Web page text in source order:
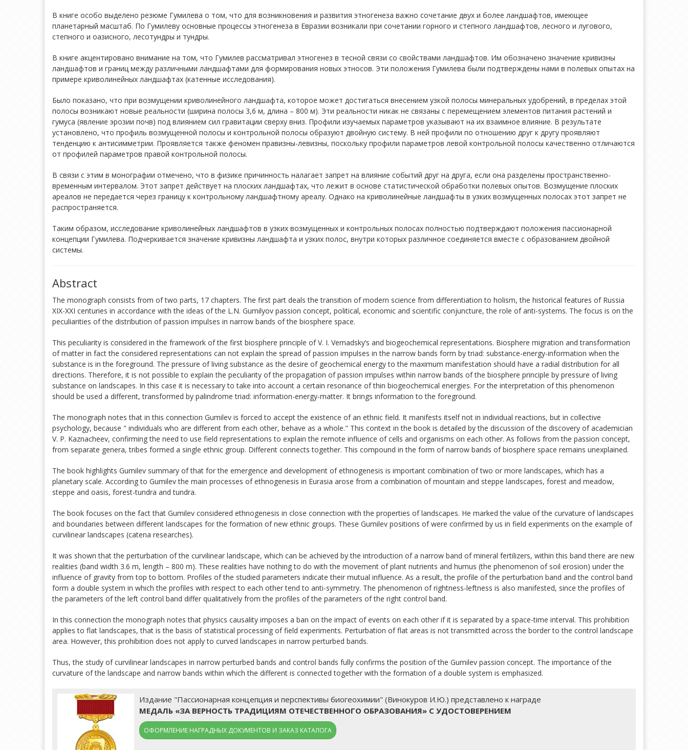
В книге особо выделено резюме Гумилева о том, что для возникновения и развития этногенеза важно сочетание двух и более ландшафтов, имеющее
планетарный масштаб. По Гумилеву основные процессы этногенеза в Евразии возникали при сочетании горного и степного ландшафтов, лесного и лугового,
степного и оазисного, лесотундры и тундры.
В книге акцентировано внимание на том, что Гумилев рассматривал этногенез в тесной связи со свойствами ландшафтов. Им обозначено значение кривизны
ландшафтов и границ между различными ландшафтами для формирования новых этносов. Эти положения Гумилева были подтверждены нами в полевых опытах на
примере криволинейных ландшафтах (катенные исследования).
Было показано, что при возмущении криволинейного ландшафта, которое может достигаться внесением узкой полосы минеральных удобрений, в пределах этой
полосы возникают новые реальности (ширина полосы 3,6 м, длина – 800 м). Эти реальности никак не связаны с перемещением элементов питания растений и
гумуса (явление эрозии почв) под влиянием сил гравитации сверху вниз. Профили изучаемых параметров указывают на их взаимное влияние. В результате
установлено, что профиль возмущенной полосы и контрольной полосы образуют двойную систему. В ней профили по отношению друг к другу проявляют
тенденцию к антисимметрии. Проявляется также феномен правизны-левизны, поскольку профили параметров левой контрольной полосы качественно отличаются
от профилей параметров правой контрольной полосы.
В связи с этим в монографии отмечено, что в физике причинность налагает запрет на влияние событий друг на друга, если она разделены пространственно-
временным интервалом. Этот запрет действует на плоских ландшафтах, что лежит в основе статистической обработки полевых опытов. Возмущение плоских
ареалов не передается через границу к контрольному ландшафтному ареалу. Однако на криволинейные ландшафты в узких возмущенных полосах этот запрет не
распространяется.
Таким образом, исследование криволинейных ландшафтов в узких возмущенных и контрольных полосах полностью подтверждают положения пассионарной
концепции Гумилева. Подчеркивается значение кривизны ландшафта и узких полос, внутри которых различное соединяется вместе с образованием двойной
системы.
Abstract
The monograph consists from of two parts, 17 chapters. The first part deals the transition of modern science from differentiation to holism, the historical features of Russia
XIX-XXI centuries in accordance with the ideas of the L.N. Gumilyov passion concept, political, economic and scientific conjuncture, the role of anti-systems. The focus is on the
peculiarities of the distribution of passion impulses in narrow bands of the biosphere space.
This peculiarity is considered in the framework of the first biosphere principle of V. I. Vernadsky’s and biogeochemical representations. Biosphere migration and transformation
of matter in fact the considered representations can not explain the spread of passion impulses in the narrow bands form by triad: substance-energy-information when the
substance is in the foreground. The pressure of living substance as the desire of geochemical energy to the maximum manifestation should have a radial distribution for all
directions. Therefore, it is not possible to explain the peculiarity of the propagation of passion impulses within narrow bands of the biosphere principle by pressure of living
substance on landscapes. In this case it is necessary to take into account a certain resonance of thin biogeochemical energies. For the interpretation of this phenomenon
should be used a different, transformed by palindrome triad: information-energy-matter. It brings information to the foreground.
The monograph notes that in this connection Gumilev is forced to accept the existence of an ethnic field. It manifests itself not in individual reactions, but in collective
psychology, because " individuals who are different from each other, behave as a whole." This context in the book is detailed by the discussion of the discovery of academician
V. P. Kaznacheev, confirming the need to use field representations to explain the remote influence of cells and organisms on each other. As follows from the passion concept,
from separate genera, tribes formed a single ethnic group. Different connects together. This compound in the form of narrow bands of biosphere space remains unexplained.
The book highlights Gumilev summary of that for the emergence and development of ethnogenesis is important combination of two or more landscapes, which has a
planetary scale. According to Gumilev the main processes of ethnogenesis in Eurasia arose from a combination of mountain and steppe landscapes, forest and meadow,
steppe and oasis, forest-tundra and tundra.
The book focuses on the fact that Gumilev considered ethnogenesis in close connection with the properties of landscapes. He marked the value of the curvature of landscapes
and boundaries between different landscapes for the formation of new ethnic groups. These Gumilev positions of were confirmed by us in field experiments on the example of
curvilinear landscapes (catena researches).
It was shown that the perturbation of the curvilinear landscape, which can be achieved by the introduction of a narrow band of mineral fertilizers, within this band there are new
realities (band width 3.6 m, length – 800 m). These realities have nothing to do with the movement of plant nutrients and humus (the phenomenon of soil erosion) under the
influence of gravity from top to bottom. Profiles of the studied parameters indicate their mutual influence. As a result, the profile of the perturbation band and the control band
form a double system in which the profiles with respect to each other tend to anti-symmetry. The phenomenon of rightness-leftness is also manifested, since the profiles of
the parameters of the left control band differ qualitatively from the profiles of the parameters of the right control band.
In this connection the monograph notes that physics causality imposes a ban on the impact of events on each other if it is separated by a space-time interval. This prohibition
applies to flat landscapes, that is the basis of statistical processing of field experiments. Perturbation of flat areas is not transmitted across the border to the control landscape
area. However, this prohibition does not apply to curved landscapes in narrow perturbed bands.
Thus, the study of curvilinear landscapes in narrow perturbed bands and control bands fully confirms the position of the Gumilev passion concept. The importance of the
curvature of the landscape and narrow bands within which the different is connected together with the formation of a double system is emphasized.
Издание "Пассионарная концепция и перспективы биогеохимии" (Винокуров И.Ю.) представлено к награде
МЕДАЛЬ «ЗА ВЕРНОСТЬ ТРАДИЦИЯМ ОТЕЧЕСТВЕННОГО ОБРАЗОВАНИЯ» С УДОСТОВЕРЕНИЕМ
ОФОРМЛЕНИЕ НАГРАДНЫХ ДОКУМЕНТОВ И ЗАКАЗ КАТАЛОГА